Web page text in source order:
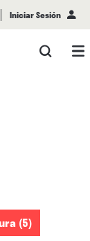
Iniciar Sesión
(5)